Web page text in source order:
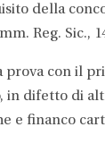
della
Reg. Sic.,
con il
difetto di
e financo